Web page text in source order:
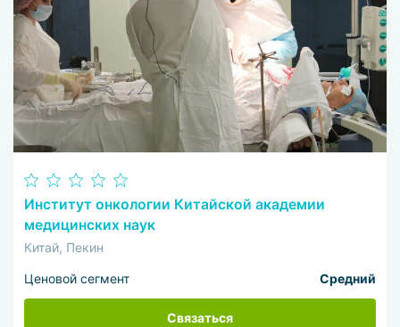
Институт онкологии Китайской академии
медицинских наук
Китай, Пекин
Ценовой сегмент Средний
Связаться